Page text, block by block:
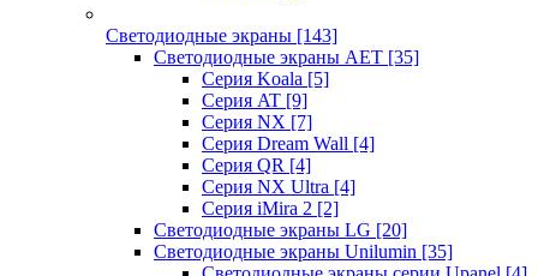
Светодиодные экраны [143]
Светодиодные экраны AET [35]
Cерия Koala [5]
Серия AT [9]
Серия NX [7]
Серия Dream Wall [4]
Серия QR [4]
Серия NX Ultra [4]
Серия iMira 2 [2]
Светодиодные экраны LG [20]
Светодиодные экраны Unilumin [35]